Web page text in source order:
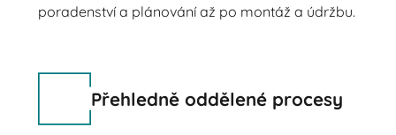
poradenství a plánování až po montáž a údržbu.
Přehledně oddělené procesy